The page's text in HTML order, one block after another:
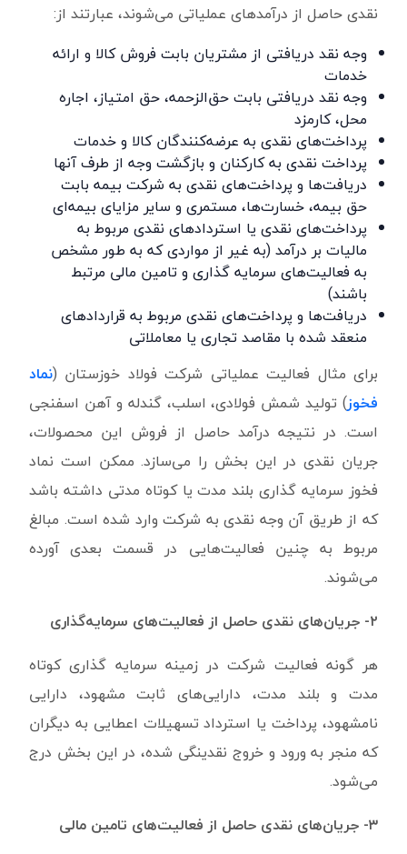
نقدی حاصل از درآمدهای عملیاتی می‌شوند، عبارتند از:
وجه نقد دریافتی از مشتریان بابت فروش کالا و ارائه
خدمات
وجه نقد دریافتی بابت حق‌الزحمه، حق امتیاز، اجاره
محل، کارمزد
پرداخت‌های نقدی به عرضه‌کنندگان کالا و خدمات
پرداخت نقدی به کارکنان و بازگشت وجه از طرف آنها
دریافت‌ها و پرداخت‌های نقدی به شرکت بیمه بابت
حق بیمه، خسارت‌ها، مستمری و سایر مزایای بیمه‌ای
پرداخت‌های نقدی یا استردادهای نقدی مربوط به
مالیات بر درآمد (به غیر از مواردی که به طور مشخص
به فعالیت‌های سرمایه گذاری و تامین مالی مرتبط
باشند)
دریافت‌ها و پرداخت‌های نقدی مربوط به قراردادهای
منعقد شده با مقاصد تجاری یا معاملاتی
برای مثال فعالیت عملیاتی شرکت فولاد خوزستان (نماد
فخوز) تولید شمش فولادی، اسلب، گندله و آهن اسفنجی
است. در نتیجه درآمد حاصل از فروش این محصولات،
جریان نقدی در این بخش را می‌سازد. ممکن است نماد
فخوز سرمایه گذاری بلند مدت یا کوتاه مدتی داشته باشد
که از طریق آن وجه نقدی به شرکت وارد شده است. مبالغ
مربوط به چنین فعالیت‌هایی در قسمت بعدی آورده
می‌شوند.
۲- جریان‌های نقدی حاصل از فعالیت‌های سرمایه‌گذاری
هر گونه فعالیت شرکت در زمینه سرمایه گذاری کوتاه
مدت و بلند مدت، دارایی‌های ثابت مشهود، دارایی
نامشهود، پرداخت یا استرداد تسهیلات اعطایی به دیگران
که منجر به ورود و خروج نقدینگی شده، در این بخش درج
می‌شود.
۳- جریان‌های نقدی حاصل از فعالیت‌های تامین مالی